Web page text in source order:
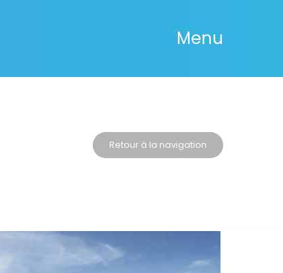
Menu
Retour à la navigation